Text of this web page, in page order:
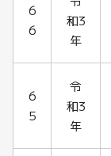
6
6
和3
年
6
5
令
和3
年